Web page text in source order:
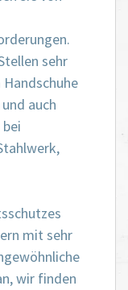
sehr
auch
mit sehr
wir finden